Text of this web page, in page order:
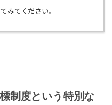
みてください。
制度という特別な